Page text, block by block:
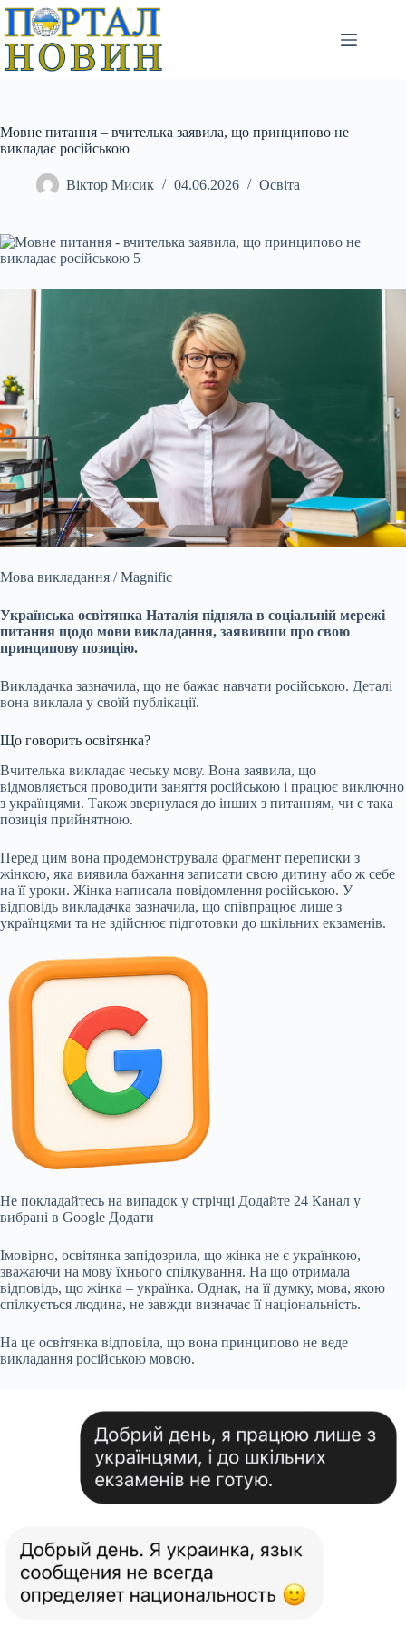
Перейти
вмісту
Мовне питання – вчителька заявила, що принципово не
викладає російською
Віктор Мисик 04.06.2026 Освіта
Мова викладання / Magnific
Українська освітянка Наталія підняла в соціальній мережі
питання щодо мови викладання, заявивши про свою
принципову позицію.
Викладачка зазначила, що не бажає навчати російською. Деталі
вона виклала у своїй публікації.
Що говорить освітянка?
Вчителька викладає чеську мову. Вона заявила, що
відмовляється проводити заняття російською і працює виключно
з українцями. Також звернулася до інших з питанням, чи є така
позиція прийнятною.
Перед цим вона продемонструвала фрагмент переписки з
жінкою, яка виявила бажання записати свою дитину або ж себе
на її уроки. Жінка написала повідомлення російською. У
відповідь викладачка зазначила, що співпрацює лише з
українцями та не здійснює підготовки до шкільних екзаменів.
Не покладайтесь на випадок у стрічці Додайте 24 Канал у
вибрані в Google Додати
Імовірно, освітянка запідозрила, що жінка не є українкою,
зважаючи на мову їхнього спілкування. На що отримала
відповідь, що жінка – українка. Однак, на її думку, мова, якою
спілкується людина, не завжди визначає її національність.
На це освітянка відповіла, що вона принципово не веде
викладання російською мовою.